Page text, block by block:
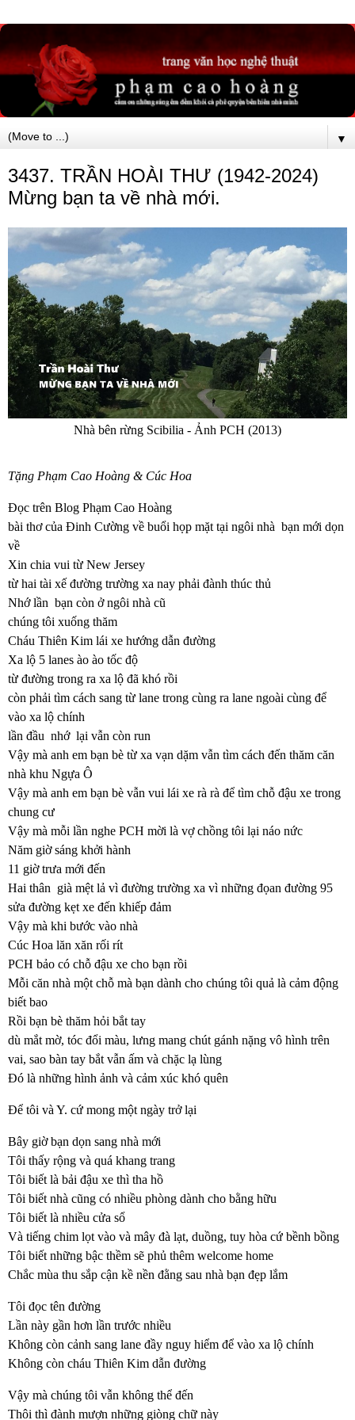
▼
3437. TRẦN HOÀI THƯ (1942-2024)
Mừng bạn ta về nhà mới.
Nhà bên rừng Scibilia - Ảnh PCH (2013)
Tặng Phạm Cao Hoàng & Cúc Hoa
Đọc trên Blog Phạm Cao Hoàng
bài thơ của Đinh Cường về buổi họp mặt tại ngôi nhà bạn mới dọn
về
Xin chia vui từ New Jersey
từ hai tài xế đường trường xa nay phải đành thúc thủ
Nhớ lần bạn còn ở ngôi nhà cũ
chúng tôi xuống thăm
Cháu Thiên Kim lái xe hướng dẫn đường
Xa lộ 5 lanes ào ào tốc độ
từ đường trong ra xa lộ đã khó rồi
còn phải tìm cách sang từ lane trong cùng ra lane ngoài cùng để
vào xa lộ chính
lần đầu nhớ lại vẫn còn run
Vậy mà anh em bạn bè từ xa vạn dặm vẫn tìm cách đến thăm căn
nhà khu Ngựa Ô
Vậy mà anh em bạn bè vẫn vui lái xe rà rà để tìm chỗ đậu xe trong
chung cư
Vậy mà mỗi lần nghe PCH mời là vợ chồng tôi lại náo nức
Năm giờ sáng khởi hành
11 giờ trưa mới đến
Hai thân già mệt lả vì đường trường xa vì những đọan đường 95
sửa đường kẹt xe đến khiếp đảm
Vậy mà khi bước vào nhà
Cúc Hoa lăn xăn rối rít
PCH bảo có chỗ đậu xe cho bạn rồi
Mỗi căn nhà một chỗ mà bạn dành cho chúng tôi quả là cảm động
biết bao
Rồi bạn bè thăm hỏi bắt tay
dù mắt mờ, tóc đổi màu, lưng mang chút gánh nặng vô hình trên
vai, sao bàn tay bắt vẫn ấm và chặc lạ lùng
Đó là những hình ảnh và cảm xúc khó quên
Để tôi và Y. cứ mong một ngày trở lại
Bây giờ bạn dọn sang nhà mới
Tôi thấy rộng và quá khang trang
Tôi biết là bải đậu xe thì tha hồ
Tôi biết nhà cũng có nhiều phòng dành cho bằng hữu
Tôi biết là nhiều cửa sổ
Và tiếng chim lọt vào và mây đà lạt, duồng, tuy hòa cứ bềnh bồng
Tôi biết những bậc thềm sẽ phủ thêm welcome home
Chắc mùa thu sắp cận kề nền đằng sau nhà bạn đẹp lắm
Tôi đọc tên đường
Lần này gần hơn lần trước nhiều
Không còn cảnh sang lane đầy nguy hiểm để vào xa lộ chính
Không còn cháu Thiên Kim dẫn đường
Vậy mà chúng tôi vẫn không thể đến
Thôi thì đành mượn những giòng chữ này